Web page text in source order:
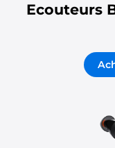
Ecouteurs